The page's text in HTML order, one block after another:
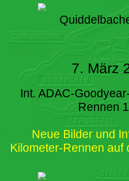
7. März
Int. ADAC-
Rennen
Neue Bilder und
Kilometer-Rennen auf